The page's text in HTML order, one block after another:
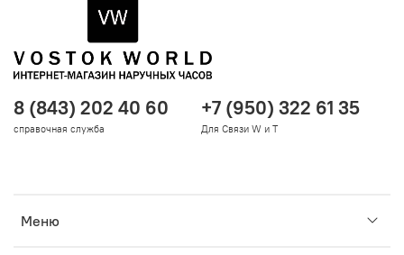
Меню
8 (843) 202 40 60
справочная служба
+7 (950) 322 61 35
Для Связи W и T